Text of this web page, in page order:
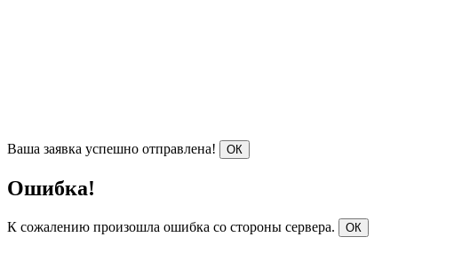
Ваша заявка успешно отправлена! ОК
Ошибка!
К сожалению произошла ошибка со стороны сервера. ОК